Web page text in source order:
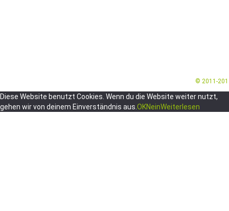
© 2011-
Diese Website benutzt Cookies. Wenn du die Website weiter nutzt,
gehen wir von deinem Einverständnis aus. OKNeinWeiterlesen